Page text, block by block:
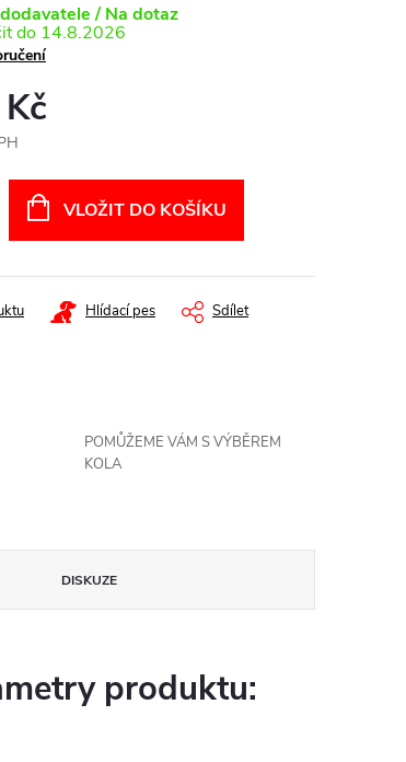
/ Na dotaz
14.8.2026
VLOŽIT DO KOŠÍKU
Hlídací pes Sdílet
POMŮŽEME VÁM S VÝBĚREM
KOLA
DISKUZE
produktu: